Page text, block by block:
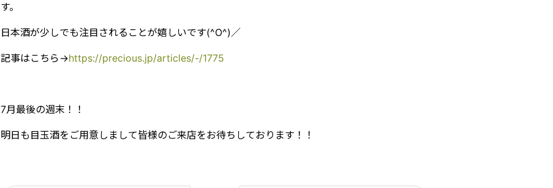
す。
日本酒が少しでも注目されることが嬉しいです(^O^)／
記事はこちら→https://precious.jp/articles/-/1775
7月最後の週末！！
明日も目玉酒をご用意しまして皆様のご来店をお待ちしております！！